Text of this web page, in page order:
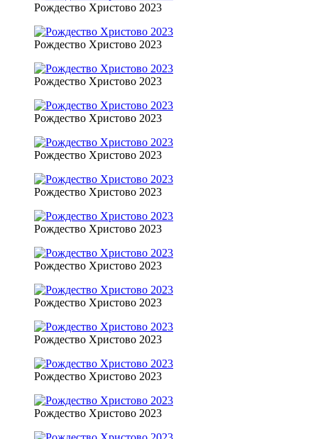
Рождество Христово 2023
Рождество Христово 2023
Рождество Христово 2023
Рождество Христово 2023
Рождество Христово 2023
Рождество Христово 2023
Рождество Христово 2023
Рождество Христово 2023
Рождество Христово 2023
Рождество Христово 2023
Рождество Христово 2023
Рождество Христово 2023